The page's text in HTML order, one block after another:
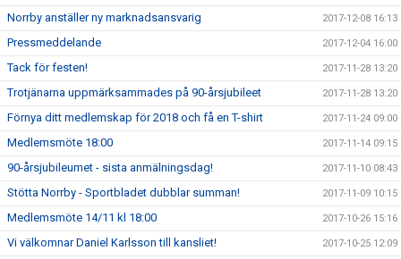
Norrby anställer ny marknadsansvarig 2017-12-08 16:13
Pressmeddelande 2017-12-04 16:00
Tack för festen! 2017-11-28 13:20
Trotjänarna uppmärksammades på 90-årsjubileet 2017-11-28 13:20
Förnya ditt medlemskap för 2018 och få en T-shirt 2017-11-24 09:00
Medlemsmöte 18:00 2017-11-14 09:15
90-årsjubileumet - sista anmälningsdag! 2017-11-10 08:43
Stötta Norrby - Sportbladet dubblar summan! 2017-11-09 10:15
Medlemsmöte 14/11 kl 18:00 2017-10-26 15:16
Vi välkomnar Daniel Karlsson till kansliet! 2017-10-25 12:09